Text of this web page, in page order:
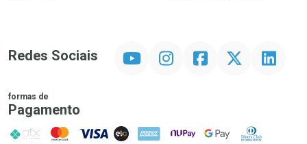
Redes Sociais InstagramFacebookTwitter Linkedin
formas de
Pagamento
PIX MasterCard
VISA ELO AMEX NuPay Google PayDiners Club